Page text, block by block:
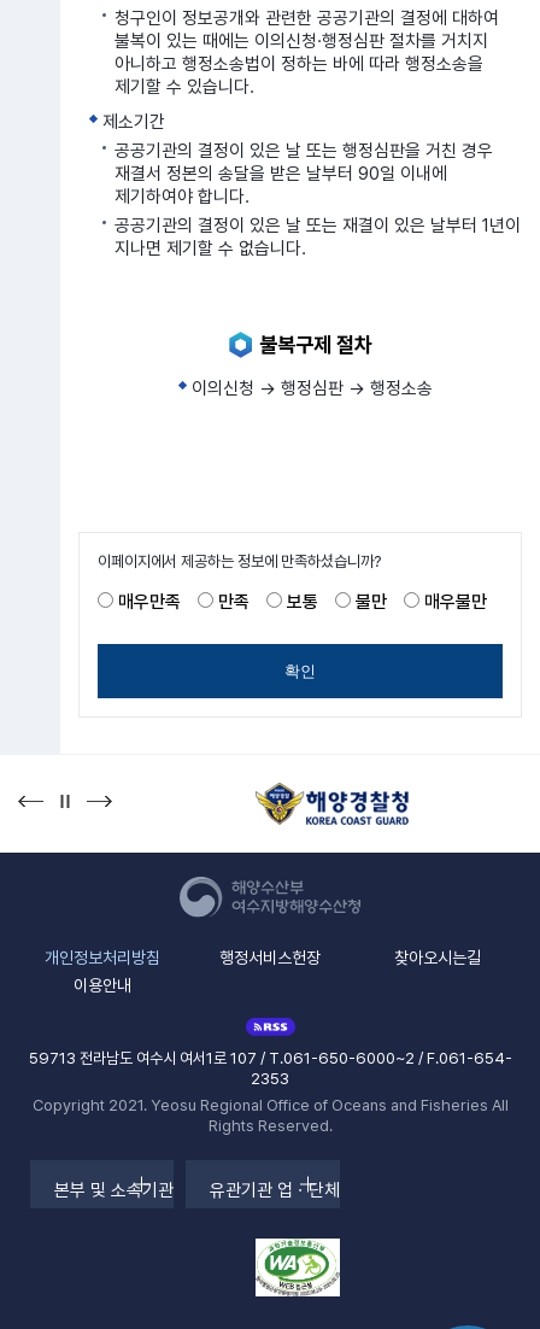
청구인이 정보공개와 관련한 공공기관의 결정에 대하여
불복이 있는 때에는 이의신청·행정심판 절차를 거치지
아니하고 행정소송법이 정하는 바에 따라 행정소송을
제기할 수 있습니다.
제소기간
공공기관의 결정이 있은 날 또는 행정심판을 거친 경우
재결서 정본의 송달을 받은 날부터 90일 이내에
제기하여야 합니다.
공공기관의 결정이 있은 날 또는 재결이 있은 날부터 1년이
지나면 제기할 수 없습니다.
불복구제 절차
이의신청 → 행정심판 → 행정소송
이페이지에서 제공하는 정보에 만족하셨습니까?
매우만족 만족 보통 불만 매우불만
확인
개인정보처리방침 행정서비스헌장
찾아오시는길
이용안내
59713 전라남도 여수시 여서1로 107 / T.061-650-6000~2 / F.061-654-
2353
Copyright 2021. Yeosu Regional Office of Oceans and Fisheries All
Rights Reserved.
본부 및 소속기관 유관기관 업ㆍ단체